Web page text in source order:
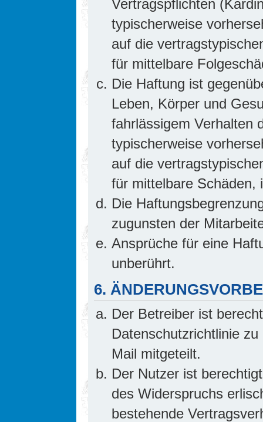
Vertragspflichten
typischerweise
auf die
für mittelbare
Die Haftung ist
Leben, Körper und
fahrlässigem Verhalten
typischerweise
auf die
für mittelbare Schäden,
Die
zugunsten der
Ansprüche für eine
unberührt.
6.
Der Betreiber ist
Datenschutzrichtlinie
Mail mitgeteilt.
Der Nutzer ist
des Widerspruchs
bestehende